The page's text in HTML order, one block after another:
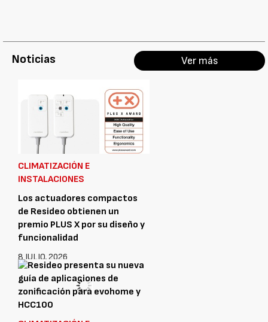
Noticias Ver más
CLIMATIZACIÓN E
INSTALACIONES
Los actuadores compactos
de Resideo obtienen un
premio PLUS X por su diseño y
funcionalidad
8 JULIO, 2026